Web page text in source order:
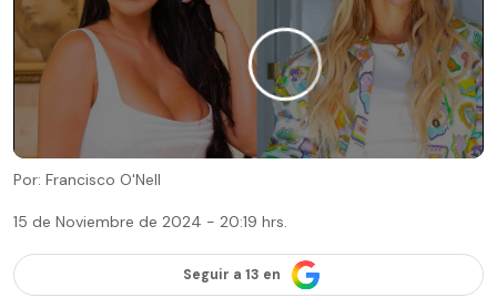
Por: Francisco O'Nell
15 de Noviembre de 2024 - 20:19 hrs.
Seguir a 13 en